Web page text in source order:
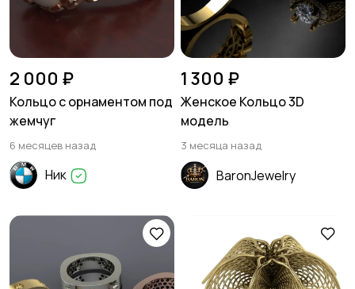
2 000 ₽
Кольцо с орнаментом под
жемчуг
6 месяцев назад
Ник
1 300 ₽
Женское Кольцо 3D
модель
3 месяца назад
BaronJewelry